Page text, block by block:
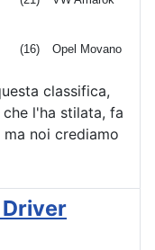
(16) Opel Movano
classifica,
l'ha stilata, fa
noi crediamo